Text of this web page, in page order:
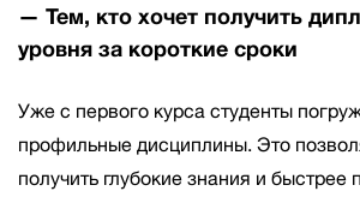
— Тем, кто хочет получить
уровня за короткие сроки
Уже с первого курса студенты
профильные дисциплины. Это
получить глубокие знания и быстрее